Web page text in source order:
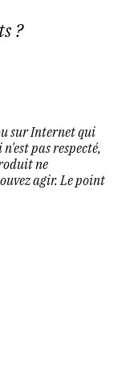
?
sur Internet qui
pas respecté,
ne
agir. Le point